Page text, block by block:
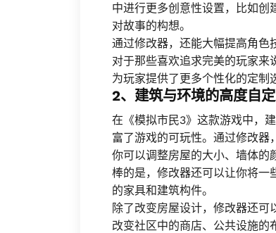
中进行更多创意性设置，比如
对故事的构想。
通过修改器，还能大幅提高角色
对于那些喜欢追求完美的玩家
为玩家提供了更多个性化的定制
2、建筑与环境的高度自
在《模拟市民3》这款游戏中，
富了游戏的可玩性。通过修改器
你可以调整房屋的大小、墙体的
棒的是，修改器还可以让你将一
的家具和建筑构件。
除了改变房屋设计，修改器还可
改变社区中的商店、公共设施